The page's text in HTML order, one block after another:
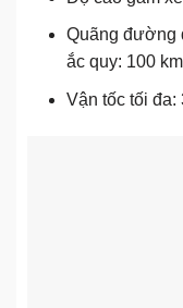
Quãng đường
ắc quy: 100 km
Vận tốc tối đa: